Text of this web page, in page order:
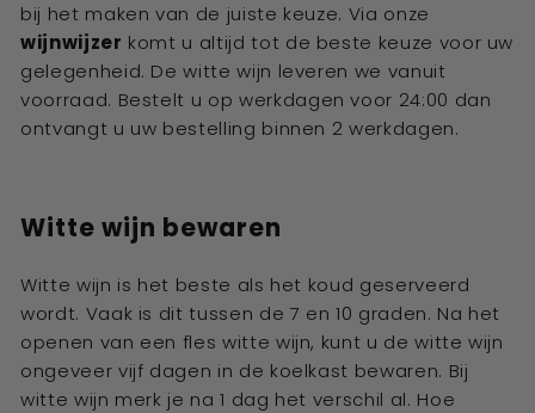
bij het maken van de juiste keuze. Via onze
wijnwijzer komt u altijd tot de beste keuze voor uw
gelegenheid. De witte wijn leveren we vanuit
voorraad. Bestelt u op werkdagen voor 24:00 dan
ontvangt u uw bestelling binnen 2 werkdagen.
Witte wijn bewaren
Witte wijn is het beste als het koud geserveerd
wordt. Vaak is dit tussen de 7 en 10 graden. Na het
openen van een fles witte wijn, kunt u de witte wijn
ongeveer vijf dagen in de koelkast bewaren. Bij
witte wijn merk je na 1 dag het verschil al. Hoe